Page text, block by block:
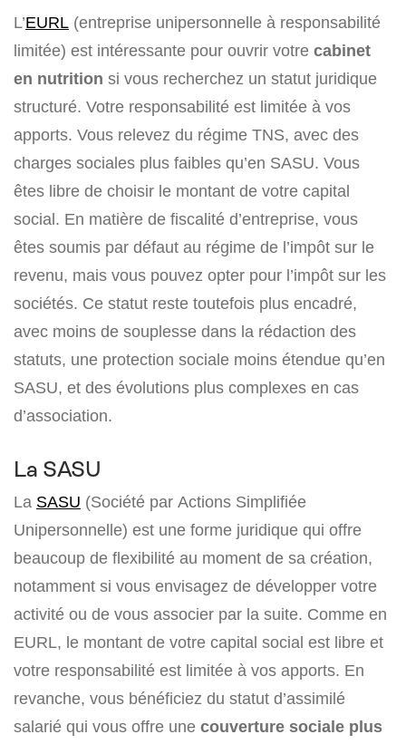
L’EURL (entreprise unipersonnelle à responsabilité
limitée) est intéressante pour ouvrir votre cabinet
en nutrition si vous recherchez un statut juridique
structuré. Votre responsabilité est limitée à vos
apports. Vous relevez du régime TNS, avec des
charges sociales plus faibles qu’en SASU. Vous
êtes libre de choisir le montant de votre capital
social. En matière de fiscalité d’entreprise, vous
êtes soumis par défaut au régime de l’impôt sur le
revenu, mais vous pouvez opter pour l’impôt sur les
sociétés. Ce statut reste toutefois plus encadré,
avec moins de souplesse dans la rédaction des
statuts, une protection sociale moins étendue qu’en
SASU, et des évolutions plus complexes en cas
d’association.
La SASU
La SASU (Société par Actions Simplifiée
Unipersonnelle) est une forme juridique qui offre
beaucoup de flexibilité au moment de sa création,
notamment si vous envisagez de développer votre
activité ou de vous associer par la suite. Comme en
EURL, le montant de votre capital social est libre et
votre responsabilité est limitée à vos apports. En
revanche, vous bénéficiez du statut d’assimilé
salarié qui vous offre une couverture sociale plus